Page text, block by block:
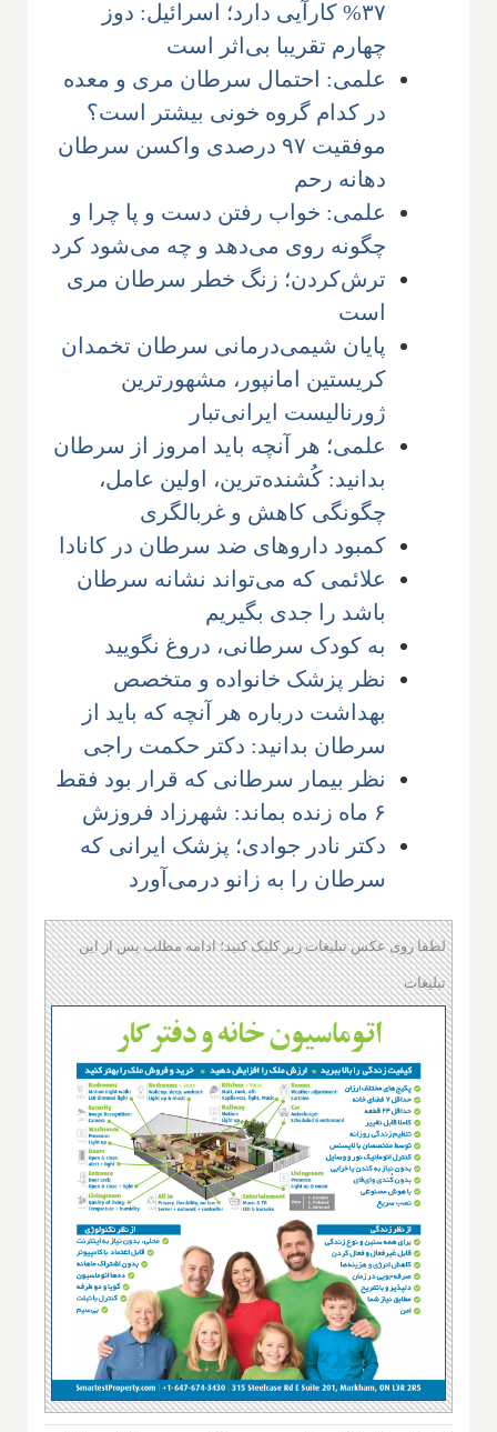
۳۷% کارآیی دارد؛ اسرائیل: دوز
چهارم تقریبا بی‌اثر است
علمی: احتمال سرطان مری و معده
در کدام گروه خونی بیشتر است؟
موفقیت ۹۷ درصدی واکسن سرطان
دهانه رحم
علمی: خواب رفتن دست و پا چرا و
چگونه روی می‌دهد و چه می‌شود کرد
ترش‌کردن؛ زنگ خطر سرطان مری
است
پایان شیمی‌درمانی سرطان تخمدان
کریستین امانپور، مشهورترین
ژورنالیست ایرانی‌تبار
علمی؛ هر آنچه باید امروز از سرطان
بدانید: کُشنده‌ترین، اولین عامل،
چگونگی کاهش و غربالگری
کمبود داروهای ضد سرطان در کانادا
علائمی که می‌تواند نشانه سرطان
باشد را جدی بگیریم
به کودک سرطانی، دروغ نگویید
نظر پزشک خانواده و متخصص
بهداشت درباره هر آنچه که باید از
سرطان بدانید: دکتر حکمت راجی
نظر بیمار سرطانی که قرار بود فقط
۶ ماه زنده بماند: شهرزاد فروزش
دکتر نادر جوادی؛ پزشک ایرانی که
سرطان را به زانو درمی‌آورد
لطفا روی عکس تبلیغات زیر کلیک کنید؛ ادامه مطلب پس از این
تبلیغات